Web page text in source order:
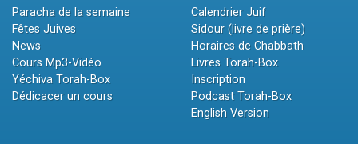
Paracha de la semaine
Fêtes Juives
News
Cours Mp3-Vidéo
Yéchiva Torah-Box
Dédicacer un cours
Calendrier Juif
Sidour (livre de prière)
Horaires de Chabbath
Livres Torah-Box
Inscription
Podcast Torah-Box
English Version